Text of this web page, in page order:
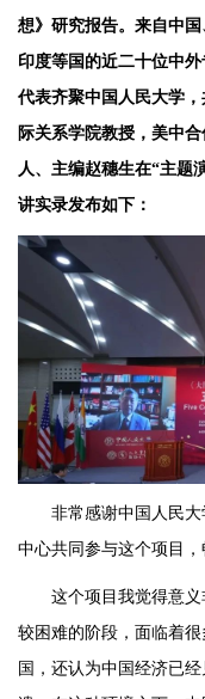
想》研究报告。来自中国
印度等国的近二十位中
代表齐聚中国人民大学
际关系学院教授，美中
人、主编赵穗生在“主题
讲实录发布如下：
非常感谢中国人民
中心共同参与这个项目，
这个项目我觉得意
较困难的阶段，面临着
国，还认为中国经济已